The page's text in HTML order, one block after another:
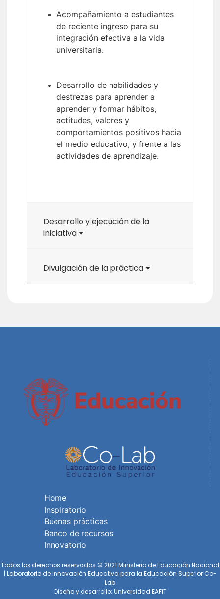
Acompañamiento a estudiantes
de reciente ingreso para su
integración efectiva a la vida
universitaria.
Desarrollo de habilidades y
destrezas para aprender a
aprender y formar hábitos,
actitudes, valores y
comportamientos positivos hacia
el medio educativo, y frente a las
actividades de aprendizaje.
Desarrollo y ejecución de la
iniciativa
Divulgación de la práctica
Home
Inspiratorio
Buenas prácticas
Banco de recursos
Innovatorio
Todos los derechos reservados © 2021 Ministerio de Educación Nacional
| Laboratorio de Innovación Educativa para la Educación Superior Co-
Lab
Diseño y desarrollo: Universidad EAFIT